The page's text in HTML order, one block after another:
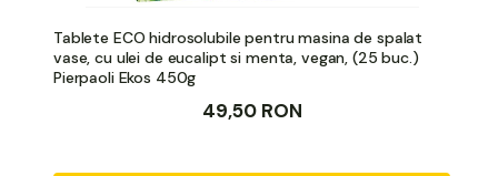
Tablete ECO hidrosolubile pentru masina de spalat
vase, cu ulei de eucalipt si menta, vegan, (25 buc.)
Pierpaoli Ekos 450g
49,50 RON